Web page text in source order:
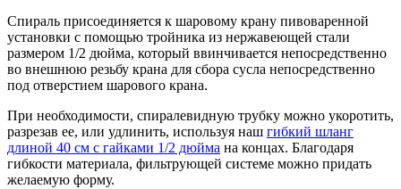
Спираль присоединяется к шаровому крану пивоваренной
установки с помощью тройника из нержавеющей стали
размером 1/2 дюйма, который ввинчивается непосредственно
во внешнюю резьбу крана для сбора сусла непосредственно
под отверстием шарового крана.
При необходимости, спиралевидную трубку можно укоротить,
разрезав ее, или удлинить, используя наш гибкий шланг
длиной 40 см с гайками 1/2 дюйма на концах. Благодаря
гибкости материала, фильтрующей системе можно придать
желаемую форму.